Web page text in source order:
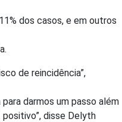
dos casos, e em outros
de reincidência”,
darmos um passo além
disse Delyth